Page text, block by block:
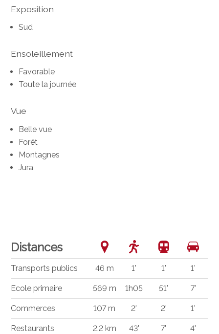
Exposition
Sud
Ensoleillement
Favorable
Toute la journée
Vue
Belle vue
Forêt
Montagnes
Jura
Distances
Transports publics 46 m 1' 1' 1'
Ecole primaire 569 m 1h05 51' 7'
Commerces 107 m 2' 2' 1'
Restaurants 2.2 km 43' 7' 4'